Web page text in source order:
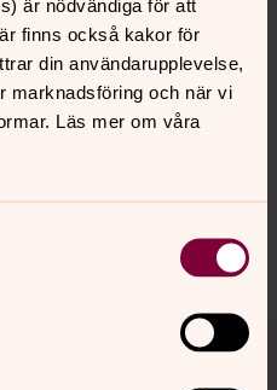
är nödvändiga för att
finns också kakor för
din användarupplevelse,
marknadsföring och när vi
Läs mer om våra
på sidans